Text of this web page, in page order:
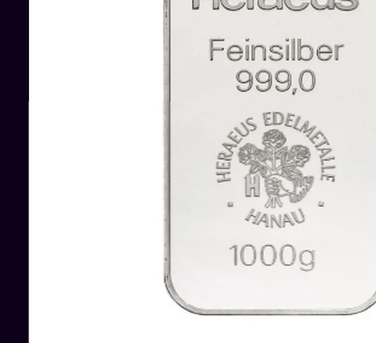
το παρελθόν, φέρουν την επίσημη
κατασκευαστή τους και
αντίστοιχο πιστοποιητικό
επώνυμου κατασκευαστικού οίκου.
σφραγίδα στην επιφάνειά τους
στοιχεία, όπως το όνομα του
βάρος και την καθαρότητα σε